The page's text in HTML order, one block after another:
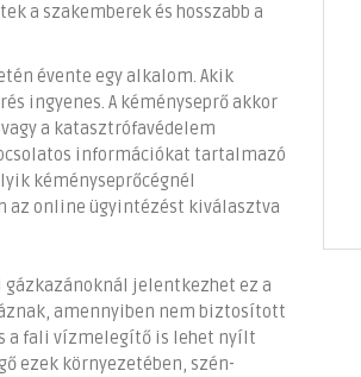
a szakemberek és hosszabb a
évente egy alkalom. Akik
ingyenes. A kéményseprő akkor
a katasztrófavédelem
információkat tartalmazó
kéményseprőcégnél
az online ügyintézést kiválasztva
gázkazánoknál jelentkezhet ez a
amennyiben nem biztosított
a fali vízmelegítő is lehet nyílt
ezek környezetében, szén-